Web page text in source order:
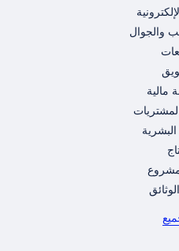
والجوال
مالية
البشرية
مشروع